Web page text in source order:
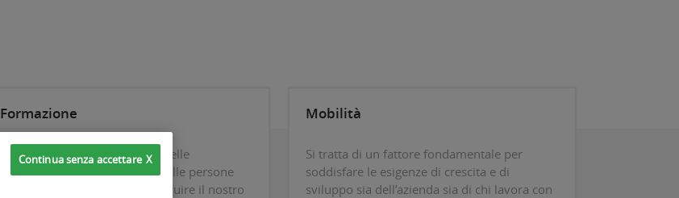
Formazione
Il miglioramento e la crescita delle
competenze e delle capacità delle persone
sono un investimento per costruire il nostro
Mobilità
Si tratta di un fattore fondamentale per
soddisfare le esigenze di crescita e di
sviluppo sia dell’azienda sia di chi lavora con
Continua senza accettare